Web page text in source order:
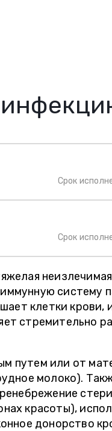
Срок
Срок
систему
клетки крови,
стремительно
путем или от
молоко).
красоты),
донорство